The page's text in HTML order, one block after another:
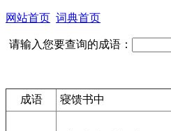
网站首页 词典首页
请输入您要查询的成语：
成语 寝馈书中